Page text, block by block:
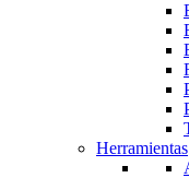
Herramientas